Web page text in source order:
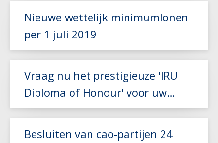
Lees meer
Lees meer
Nieuwe wettelijk minimumlonen
per 1 juli 2019
Vraag nu het prestigieuze 'IRU
Diploma of Honour' voor uw
chauffeur aan!
Besluiten van cao-partijen 24